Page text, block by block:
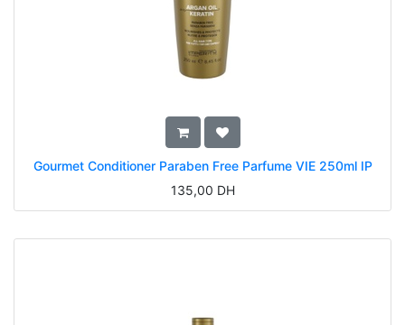
Gourmet Conditioner Paraben Free Parfume VIE 250ml IP
135,00 DH